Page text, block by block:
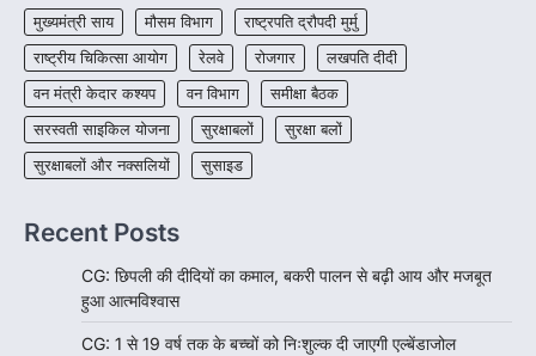
मुख्यमंत्री साय मौसम विभाग
राष्ट्रपति द्रौपदी मुर्मु
राष्ट्रीय चिकित्सा आयोग
रेलवे रोजगार
लखपति दीदी
वन मंत्री केदार कश्यप
वन विभाग
समीक्षा बैठक
सरस्वती साइकिल योजना
सुरक्षाबलों
सुरक्षा बलों
सुरक्षाबलों और नक्सलियों
सुसाइड
Recent Posts
CG: छिपली की दीदियों का कमाल, बकरी पालन से बढ़ी आय और मजबूत
हुआ आत्मविश्वास
CG: 1 से 19 वर्ष तक के बच्चों को निःशुल्क दी जाएगी एल्बेंडाजोल